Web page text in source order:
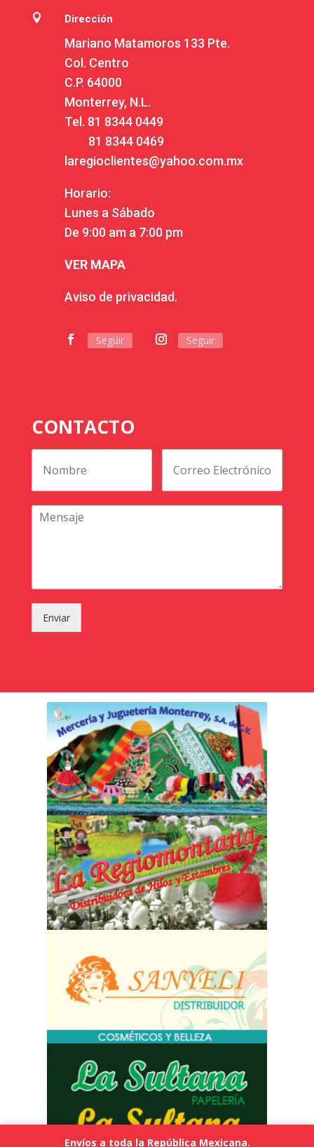
 Dirección
Mariano Matamoros 133 Pte.
Col. Centro
C.P. 64000
Monterrey, N.L.
Tel. 81 8344 0449
81 8344 0469
laregioclientes@yahoo.com.mx
Horario:
Lunes a Sábado
De 9:00 am a 7:00 pm
VER MAPA
Aviso de privacidad.
Seguir Seguir
CONTACTO
Enviar
Envíos a toda la República Mexicana.